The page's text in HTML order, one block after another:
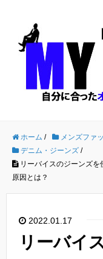
ホーム / メンズファ
デニム・ジーンズ /
リーバイスのジーンズ
原因とは？
2022.01.17
リーバイ